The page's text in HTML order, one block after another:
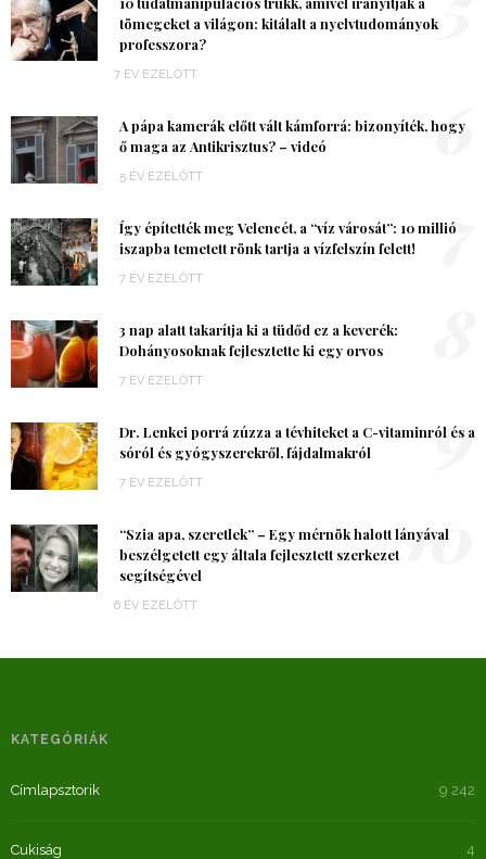
tömegeket a világon: kitálalt a nyelvtudományok
professzora?
7 ÉV EZELŐTT
A pápa kamerák előtt vált kámforrá: bizonyíték, hogy
ő maga az Antikrisztus? – videó
5 ÉV EZELŐTT
6
Így építették meg Velencét, a “víz városát”: 10 millió
iszapba temetett rönk tartja a vízfelszín felett!
7 ÉV EZELŐTT
7
3 nap alatt takarítja ki a tüdőd ez a keverék:
Dohányosoknak fejlesztette ki egy orvos
7 ÉV EZELŐTT
Dr. Lenkei porrá zúzza a tévhiteket a C-vitaminról és a
sóról és gyógyszerekről, fájdalmakról
7 ÉV EZELŐTT
9
“Szia apa, szeretlek” – Egy mérnök halott lányával
beszélgetett egy általa fejlesztett szerkezet
segítségével
6 ÉV EZELŐTT
10
KATEGÓRIÁK
Címlapsztorik 9 242
Cukiság 4